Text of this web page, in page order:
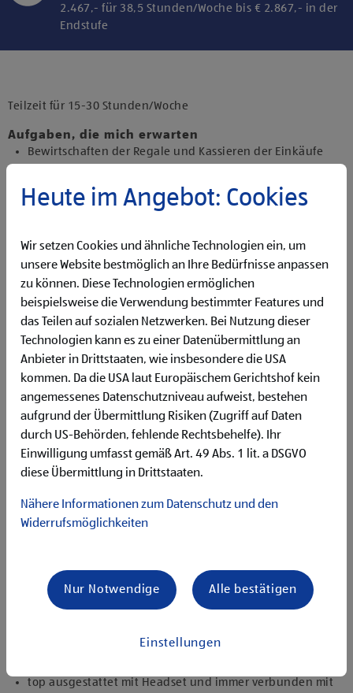
2.467,- für 38,5 Stunden/Woche bis € 2.867,- in der
Endstufe
Drittanbietern zu, um diesen Inhalt
Teilzeit für 15-30 Stunden/Woche
Aufgaben, die mich erwarten
Bewirtschaften der Regale und Kassieren der Einkäufe
Präsentieren von Obst und Gemüse sowie Durchführen
von Qualitätskontrollen
Reinigen der Filiale
Betreuen der Pfandrückgabeautomaten
Qualifikationen, die ich mitbringe
abgeschlossene Ausbildung und Berufserfahrung von
Vorteil
Deutschgrundkenntnisse für die Kommunikation mit
unseren Kund:innen
Flexibilität für Früh- und Spätdienste (Montag bis
Begeisterung im Handel zu arbeiten und den
Unternehmenserfolg mitzugestalten
Freude an der Arbeit im Team für ein motiviertes
Miteinander
Bereitschaft zu körperlich anspruchsvollen Tätigkeiten
zuverlässige und organisierte Arbeitsweise zur
Angebote, die mich überzeugen
attraktive Teilzeitoptionen
umfangreiche Einarbeitung und individuelles
top ausgestattet mit Headset und immer verbunden mit
Heute im Angebot: Cookies
Wir setzen Cookies und ähnliche Technologien ein, um
unsere Website bestmöglich an Ihre Bedürfnisse anpassen
zu können. Diese Technologien ermöglichen
beispielsweise die Verwendung bestimmter Features und
das Teilen auf sozialen Netzwerken. Bei Nutzung dieser
Technologien kann es zu einer Datenübermittlung an
Anbieter in Drittstaaten, wie insbesondere die USA
kommen. Da die USA laut Europäischem Gerichtshof kein
angemessenes Datenschutzniveau aufweist, bestehen
aufgrund der Übermittlung Risiken (Zugriff auf Daten
durch US-Behörden, fehlende Rechtsbehelfe). Ihr
Einwilligung umfasst gemäß Art. 49 Abs. 1 lit. a DSGVO
diese Übermittlung in Drittstaaten.
Nähere Informationen zum Datenschutz und den
Widerrufsmöglichkeiten
Einstellungen
Nur Notwendige Alle bestätigen